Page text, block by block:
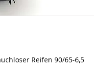
Reifen 90/65-6,5